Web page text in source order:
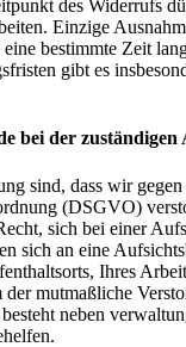
des Widerrufs
Einzige
bestimmte Zeit
gibt es
bei der zuständigen
sind, dass wir
(DSGVO)
sich bei einer
sich an eine
Ihres
mutmaßliche
neben